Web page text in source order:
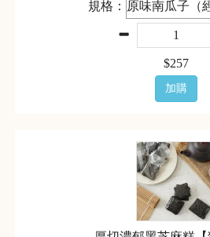
規格：
$257
加購